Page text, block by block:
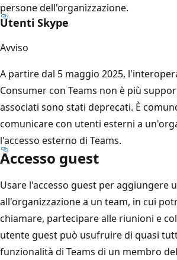
persone dell'organizzazione.
Utenti Skype
Avviso
A partire dal 5 maggio 2025,
Consumer con Teams non è più
associati sono stati deprecati. È
comunicare con utenti esterni a
l'accesso esterno di Teams.
Accesso guest
Usare l'accesso guest per aggiungere
all'organizzazione a un team, in cui
chiamare, partecipare alle riunioni e
utente guest può usufruire di quasi
funzionalità di Teams di un membro